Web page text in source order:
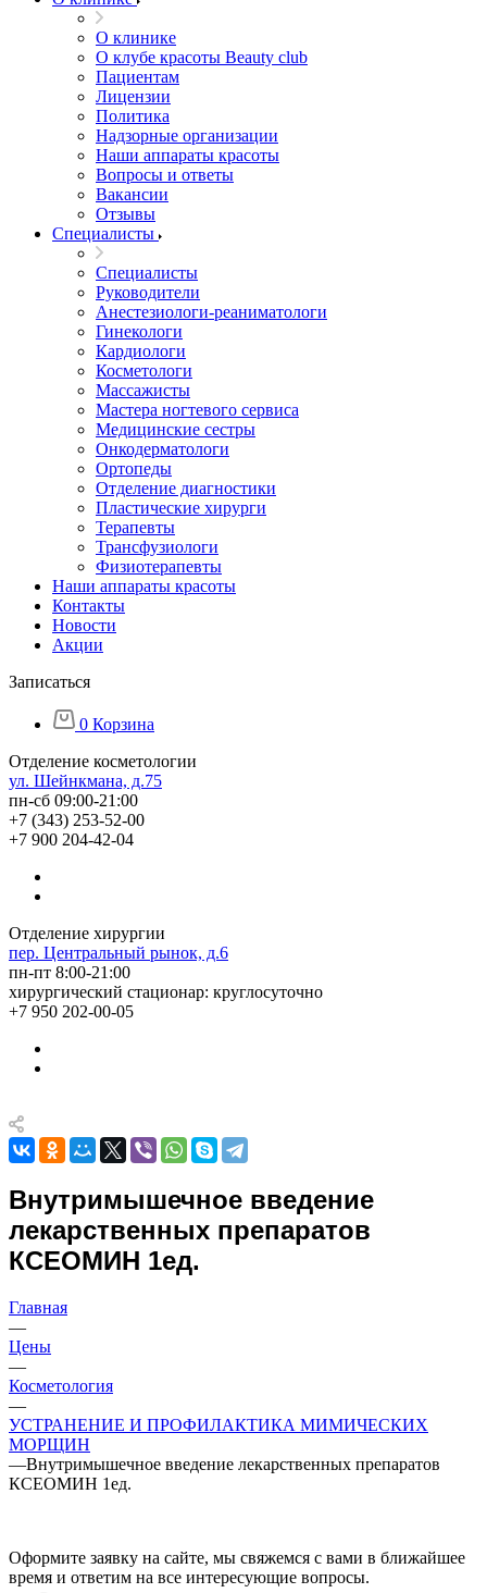
О клинике
О клубе красоты Beauty club
Пациентам
Лицензии
Политика
Надзорные организации
Наши аппараты красоты
Вопросы и ответы
Вакансии
Отзывы
Специалисты
Специалисты
Руководители
Анестезиологи-реаниматологи
Гинекологи
Кардиологи
Косметологи
Массажисты
Мастера ногтевого сервиса
Медицинские сестры
Онкодерматологи
Ортопеды
Отделение диагностики
Пластические хирурги
Терапевты
Трансфузиологи
Физиотерапевты
Наши аппараты красоты
Контакты
Новости
Акции
Записаться
0 Корзина
Отделение косметологии
ул. Шейнкмана, д.75
пн-сб 09:00-21:00
+7 (343) 253-52-00
+7 900 204-42-04
Отделение хирургии
пер. Центральный рынок, д.6
пн-пт 8:00-21:00
хирургический стационар: круглосуточно
+7 950 202-00-05
Внутримышечное введение
лекарственных препаратов
КСЕОМИН 1ед.
Главная
—
Цены
—
Косметология
—
УСТРАНЕНИЕ И ПРОФИЛАКТИКА МИМИЧЕСКИХ
МОРЩИН
—Внутримышечное введение лекарственных препаратов
КСЕОМИН 1ед.
Оформите заявку на сайте, мы свяжемся с вами в ближайшее
время и ответим на все интересующие вопросы.